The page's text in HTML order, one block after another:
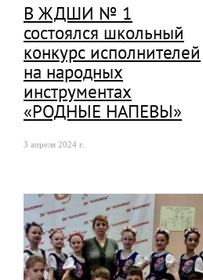
В ЖДШИ № 1
состоялся школьный
конкурс исполнителей
на народных
инструментах
«РОДНЫЕ НАПЕВЫ»
3 апреля 2024 г.